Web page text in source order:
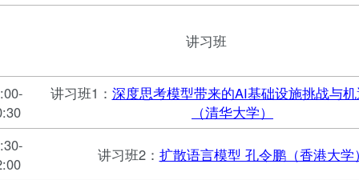
讲习班
讲习班1： 深度思考模型带来的AI基础设施挑战与
（清华大学）
讲习班2： 扩散语言模型 孔令鹏（香港大学）